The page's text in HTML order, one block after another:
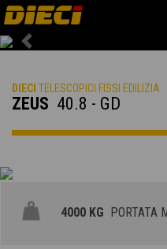
Previous
DIECI TELESCOPICI FISSI EDILIZIA
ZEUS 40.8 - GD
4000 KG PORTATA